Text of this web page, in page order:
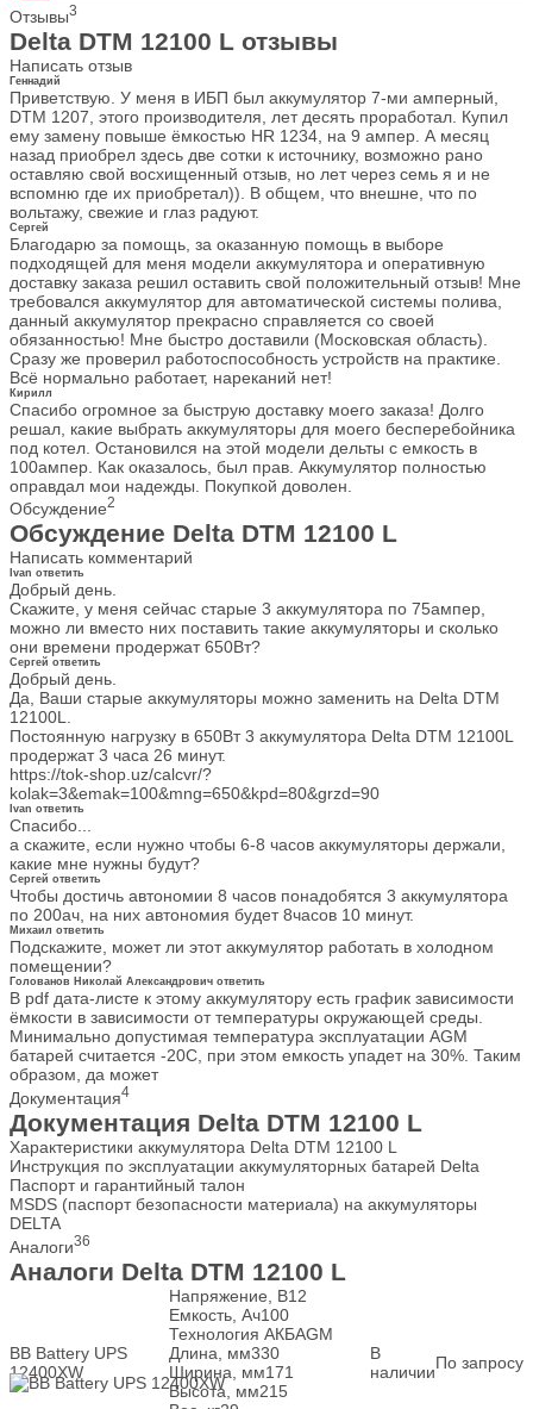
Отзывы3
Delta DTM 12100 L отзывы
Написать отзыв
Геннадий
Приветствую. У меня в ИБП был аккумулятор 7-ми амперный,
DTM 1207, этого производителя, лет десять проработал. Купил
ему замену повыше ёмкостью HR 1234, на 9 ампер. А месяц
назад приобрел здесь две сотки к источнику, возможно рано
оставляю свой восхищенный отзыв, но лет через семь я и не
вспомню где их приобретал)). В общем, что внешне, что по
вольтажу, свежие и глаз радуют.
Сергей
Благодарю за помощь, за оказанную помощь в выборе
подходящей для меня модели аккумулятора и оперативную
доставку заказа решил оставить свой положительный отзыв! Мне
требовался аккумулятор для автоматической системы полива,
данный аккумулятор прекрасно справляется со своей
обязанностью! Мне быстро доставили (Московская область).
Сразу же проверил работоспособность устройств на практике.
Всё нормально работает, нареканий нет!
Кирилл
Спасибо огромное за быструю доставку моего заказа! Долго
решал, какие выбрать аккумуляторы для моего бесперебойника
под котел. Остановился на этой модели дельты с емкость в
100ампер. Как оказалось, был прав. Аккумулятор полностью
оправдал мои надежды. Покупкой доволен.
Обсуждение2
Обсуждение Delta DTM 12100 L
Написать комментарий
Ivan ответить
Добрый день.
Скажите, у меня сейчас старые 3 аккумулятора по 75ампер,
можно ли вместо них поставить такие аккумуляторы и сколько
они времени продержат 650Вт?
Сергей ответить
Добрый день.
Да, Ваши старые аккумуляторы можно заменить на Delta DTM
12100L.
Постоянную нагрузку в 650Вт 3 аккумулятора Delta DTM 12100L
продержат 3 часа 26 минут.
https://tok-shop.uz/calcvr/?
kolak=3&emak=100&mng=650&kpd=80&grzd=90
Ivan ответить
Спасибо...
а скажите, если нужно чтобы 6-8 часов аккумуляторы держали,
какие мне нужны будут?
Сергей ответить
Чтобы достичь автономии 8 часов понадобятся 3 аккумулятора
по 200ач, на них автономия будет 8часов 10 минут.
Михаил ответить
Подскажите, может ли этот аккумулятор работать в холодном
помещении?
Голованов Николай Александрович ответить
В pdf дата-листе к этому аккумулятору есть график зависимости
ёмкости в зависимости от температуры окружающей среды.
Минимально допустимая температура эксплуатации AGM
батарей считается -20С, при этом емкость упадет на 30%. Таким
образом, да может
Документация4
Документация Delta DTM 12100 L
Характеристики аккумулятора Delta DTM 12100 L
Инструкция по эксплуатации аккумуляторных батарей Delta
Паспорт и гарантийный талон
MSDS (паспорт безопасности материала) на аккумуляторы
DELTA
Аналоги36
Аналоги Delta DTM 12100 L
BB Battery UPS
12400XW
Напряжение, В12
Емкость, Ач100
Технология АКБAGM
Длина, мм330
Ширина, мм171
Высота, мм215
В
наличииПо запросу